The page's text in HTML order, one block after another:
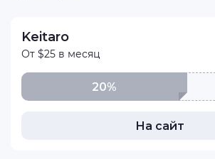
Keitaro
От $25 в месяц
20%
На сайт